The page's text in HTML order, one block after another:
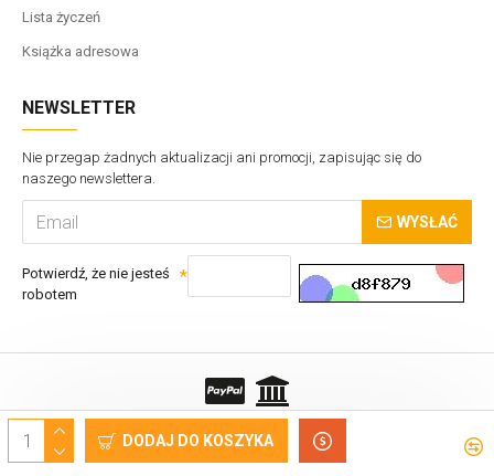
DODAJ DO KOSZYKA
Lista życzeń
Książka adresowa
NEWSLETTER
Nie przegap żadnych aktualizacji ani promocji, zapisując się do
naszego newslettera.
WYSŁAĆ
Potwierdź, że nie jesteś
robotem
Copyrights © VTS Sp. z o.o.